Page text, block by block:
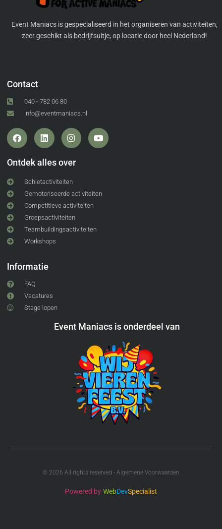
Event Maniacs is gespecialiseerd in het organiseren van activiteiten,
zeer geschikt als bedrijfsuitje, op locatie door heel Nederland!
Contact
040 - 782 06 80
info@eventmaniacs.nl
Ontdek alles over
Schietactiviteiten
Gemotoriseerde activiteiten
Competitieve activiteiten
Groepsactiviteiten
Teambuildingsactiviteiten
Workshops
Informatie
FAQ
Vacatures
Stage lopen
Event Maniacs is onderdeel van
© 2026 All rights reserved - Algemene Voorwaarden
Powered by WebDevSpecialist